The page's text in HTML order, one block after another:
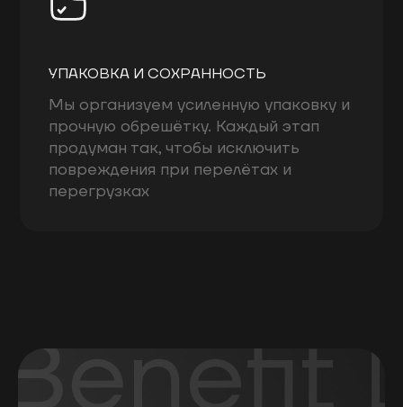
УПАКОВКА И СОХРАННОСТЬ
Мы организуем усиленную упаковку и
прочную обрешётку. Каждый этап
продуман так, чтобы исключить
повреждения при перелётах и
перегрузках